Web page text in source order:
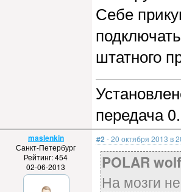
Себе
штатного
передача
maslenkin
Санкт-Петербург
Рейтинг: 454
02-06-2013
#2 - 20 октября 2013 в
POLAR
На мозги